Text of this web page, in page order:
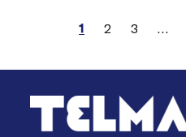
1 2 3 …